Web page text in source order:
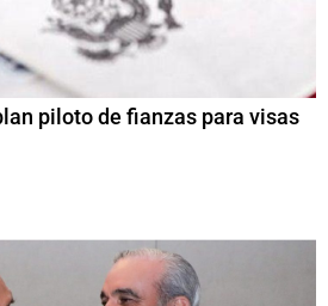
piloto de fianzas para visas